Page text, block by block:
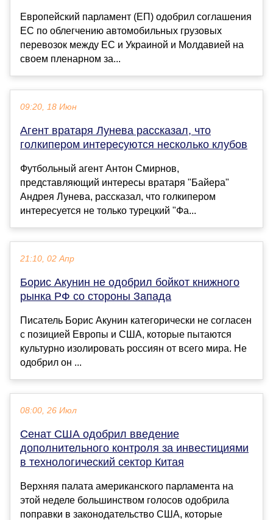
Европейский парламент (ЕП) одобрил соглашения
ЕС по облегчению автомобильных грузовых
перевозок между ЕС и Украиной и Молдавией на
своем пленарном за...
09:20, 18 Июн
Агент вратаря Лунева рассказал, что
голкипером интересуются несколько клубов
Футбольный агент Антон Смирнов,
представляющий интересы вратаря "Байера"
Андрея Лунева, рассказал, что голкипером
интересуется не только турецкий "Фа...
21:10, 02 Апр
Борис Акунин не одобрил бойкот книжного
рынка РФ со стороны Запада
Писатель Борис Акунин категорически не согласен
с позицией Европы и США, которые пытаются
культурно изолировать россиян от всего мира. Не
одобрил он ...
08:00, 26 Июл
Сенат США одобрил введение
дополнительного контроля за инвестициями
в технологический сектор Китая
Верхняя палата американского парламента на
этой неделе большинством голосов одобрила
поправки в законодательство США, которые